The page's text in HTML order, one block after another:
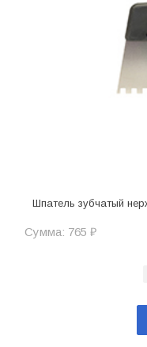
Шпатель зубчатый
Сумма: 765 ₽